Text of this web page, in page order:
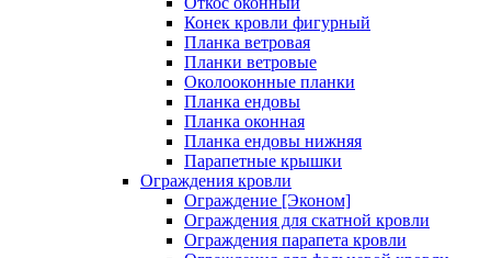
Конек кровли фигурный
Планка ветровая
Планки ветровые
Околооконные планки
Планка ендовы
Планка оконная
Планка ендовы нижняя
Парапетные крышки
Ограждения кровли
Ограждение [Эконом]
Ограждения для скатной кровли
Ограждения парапета кровли